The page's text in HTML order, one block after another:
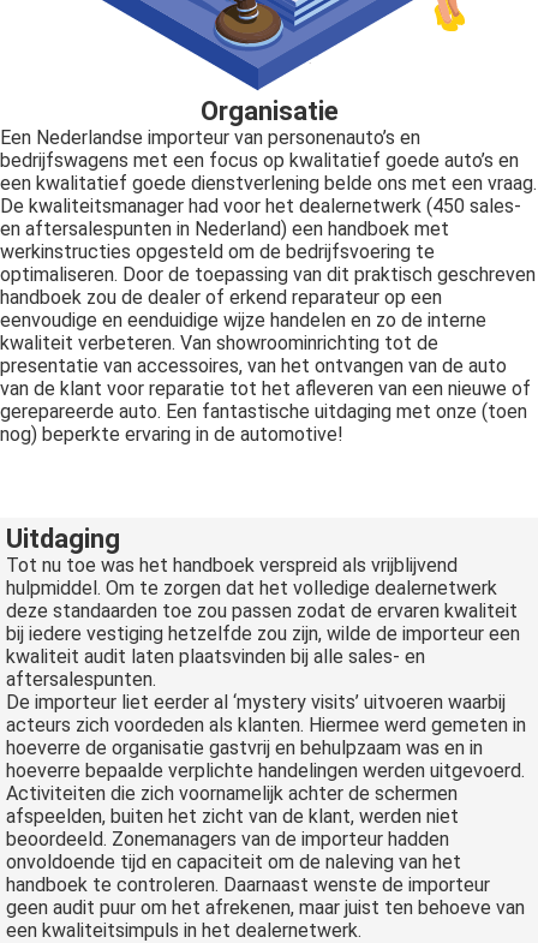
Organisatie
Een Nederlandse importeur van personenauto’s en
bedrijfswagens met een focus op kwalitatief goede auto’s en
een kwalitatief goede dienstverlening belde ons met een vraag.
De kwaliteitsmanager had voor het dealernetwerk (450 sales-
en aftersalespunten in Nederland) een handboek met
werkinstructies opgesteld om de bedrijfsvoering te
optimaliseren. Door de toepassing van dit praktisch geschreven
handboek zou de dealer of erkend reparateur op een
eenvoudige en eenduidige wijze handelen en zo de interne
kwaliteit verbeteren. Van showroominrichting tot de
presentatie van accessoires, van het ontvangen van de auto
van de klant voor reparatie tot het afleveren van een nieuwe of
gerepareerde auto. Een fantastische uitdaging met onze (toen
nog) beperkte ervaring in de automotive!
Uitdaging
Tot nu toe was het handboek verspreid als vrijblijvend
hulpmiddel. Om te zorgen dat het volledige dealernetwerk
deze standaarden toe zou passen zodat de ervaren kwaliteit
bij iedere vestiging hetzelfde zou zijn, wilde de importeur een
kwaliteit audit laten plaatsvinden bij alle sales- en
aftersalespunten.
De importeur liet eerder al ‘mystery visits’ uitvoeren waarbij
acteurs zich voordeden als klanten. Hiermee werd gemeten in
hoeverre de organisatie gastvrij en behulpzaam was en in
hoeverre bepaalde verplichte handelingen werden uitgevoerd.
Activiteiten die zich voornamelijk achter de schermen
afspeelden, buiten het zicht van de klant, werden niet
beoordeeld. Zonemanagers van de importeur hadden
onvoldoende tijd en capaciteit om de naleving van het
handboek te controleren. Daarnaast wenste de importeur
geen audit puur om het afrekenen, maar juist ten behoeve van
een kwaliteitsimpuls in het dealernetwerk.